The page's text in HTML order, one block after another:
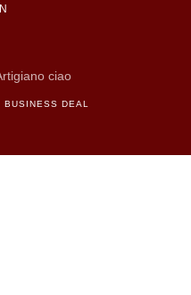
ciao
BUSINESS DEAL